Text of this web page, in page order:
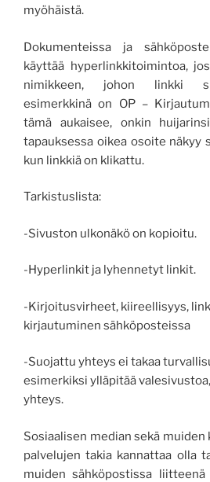
myöhäistä.
Dokumenteissa ja
käyttää hyperlinkkitoimintoa,
nimikkeen, johon linkki
esimerkkinä on OP –
tämä aukaisee, onkin
tapauksessa oikea osoite näkyy
kun linkkiä on klikattu.
Tarkistuslista:
-Sivuston ulkonäkö on kopioitu.
-Hyperlinkit ja lyhennetyt linkit.
-Kirjoitusvirheet, kiireellisyys,
kirjautuminen sähköposteissa
-Suojattu yhteys ei takaa
esimerkiksi ylläpitää
yhteys.
Sosiaalisen median sekä
palvelujen takia kannattaa olla
muiden sähköpostissa